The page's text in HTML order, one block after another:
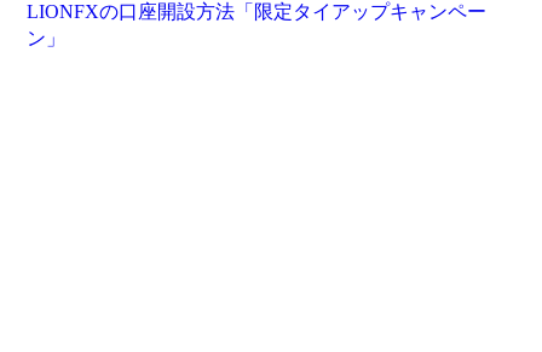
LIONFXの口座開設方法「限定タイアップキャンペー
ン」